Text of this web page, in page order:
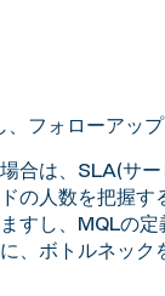
フォローアップ
合は、SLA(サ
の人数を把握す
すし、MQLの
、ボトルネッ